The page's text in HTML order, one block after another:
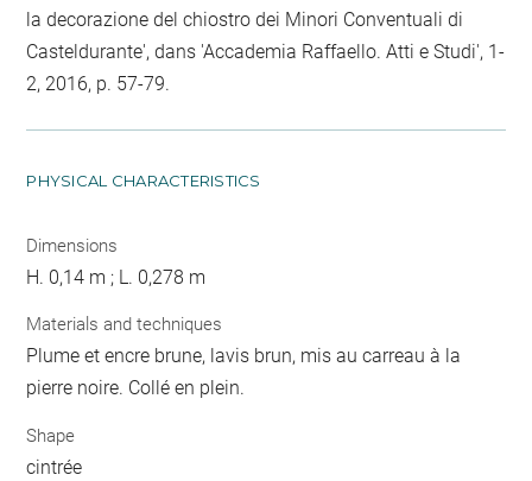
la decorazione del chiostro dei Minori Conventuali di
Casteldurante', dans 'Accademia Raffaello. Atti e Studi', 1-
2, 2016, p. 57-79.
PHYSICAL CHARACTERISTICS
Dimensions
H. 0,14 m ; L. 0,278 m
Materials and techniques
Plume et encre brune, lavis brun, mis au carreau à la
pierre noire. Collé en plein.
Shape
cintrée